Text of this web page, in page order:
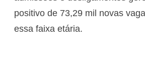
positivo de 73,29 mil novas
essa faixa etária.